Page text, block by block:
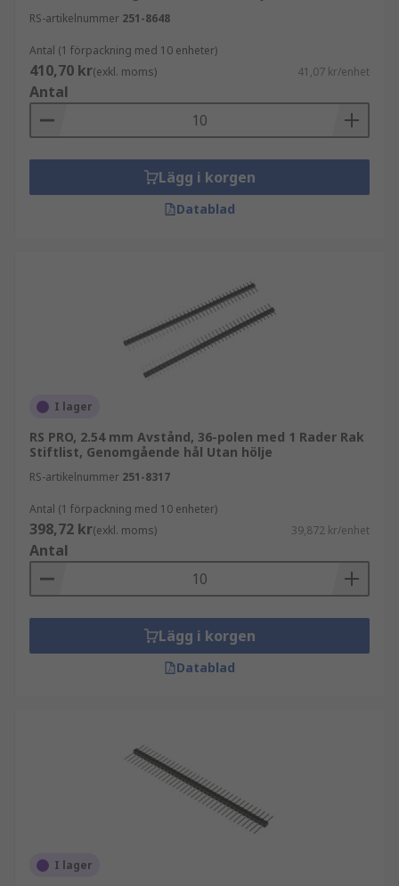
RS-artikelnummer 251-8648
Antal (1 förpackning med 10 enheter)
410,70 kr(exkl. moms) 41,07 kr/enhet
Antal
Lägg i korgen
Datablad
I lager
RS PRO, 2.54 mm Avstånd, 36-polen med 1 Rader Rak
Stiftlist, Genomgående hål Utan hölje
RS-artikelnummer 251-8317
Antal (1 förpackning med 10 enheter)
398,72 kr(exkl. moms) 39,872 kr/enhet
Antal
Lägg i korgen
Datablad
I lager